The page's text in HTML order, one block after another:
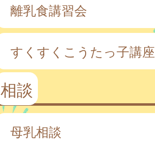
離乳食講習会
すくすくこうたっ子講座
相談
母乳相談